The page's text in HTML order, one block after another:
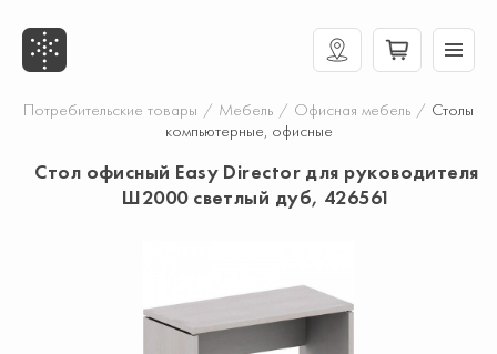
Потребительские товары / Мебель / Офисная мебель / Столы
компьютерные, офисные
Стол офисный Easy Director для руководителя
Ш2000 светлый дуб, 426561